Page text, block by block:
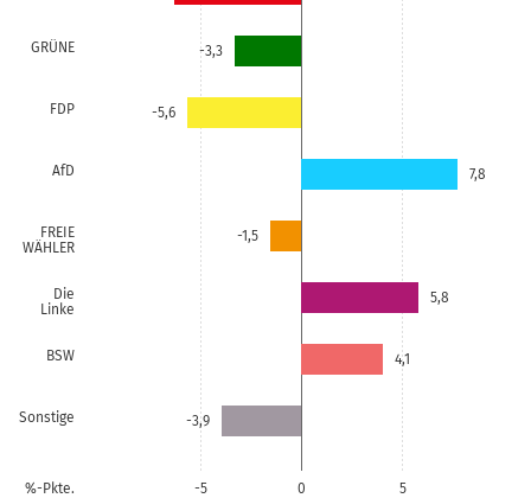
GRÜNE
FDP
AfD
FREIE
WÄHLER
Die
Linke
BSW
Sonstige
-5 0 5
%-Pkte.
-3,3
-5,6
7,8
-1,5
5,8
4,1
-3,9